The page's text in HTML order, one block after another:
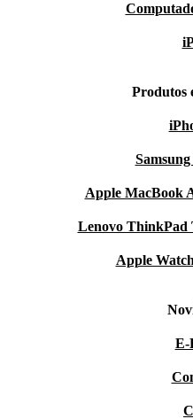
Produtos
Apple MacBook
Lenovo ThinkPad
Apple
E-